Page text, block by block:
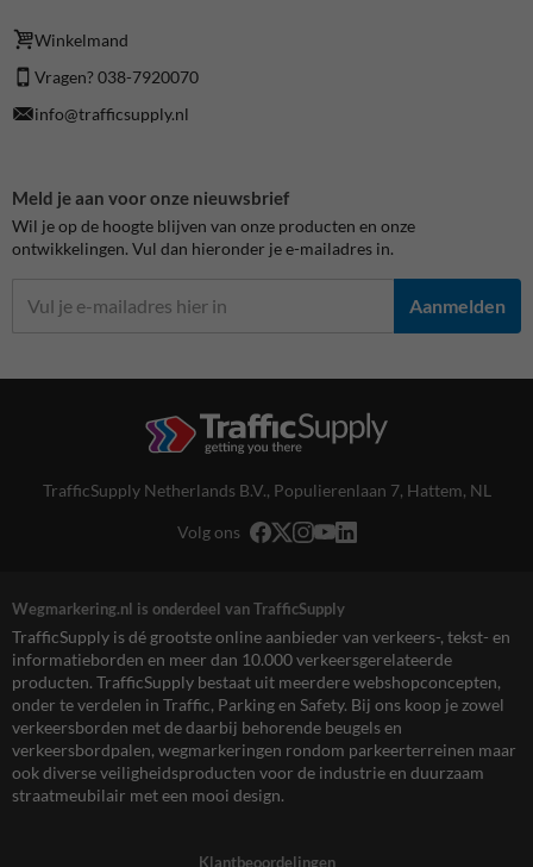
Winkelmand
Vragen? 038-7920070
info@trafficsupply.nl
Meld je aan voor onze nieuwsbrief
Wil je op de hoogte blijven van onze producten en onze
ontwikkelingen. Vul dan hieronder je e-mailadres in.
Aanmelden
TrafficSupply Netherlands B.V., Populierenlaan 7, Hattem, NL
Volg ons
Wegmarkering.nl is onderdeel van TrafficSupply
TrafficSupply is dé grootste online aanbieder van verkeers-, tekst- en
informatieborden en meer dan 10.000 verkeersgerelateerde
producten. TrafficSupply bestaat uit meerdere webshopconcepten,
onder te verdelen in Traffic, Parking en Safety. Bij ons koop je zowel
verkeersborden met de daarbij behorende beugels en
verkeersbordpalen, wegmarkeringen rondom parkeerterreinen maar
ook diverse veiligheidsproducten voor de industrie en duurzaam
straatmeubilair met een mooi design.
Klantbeoordelingen